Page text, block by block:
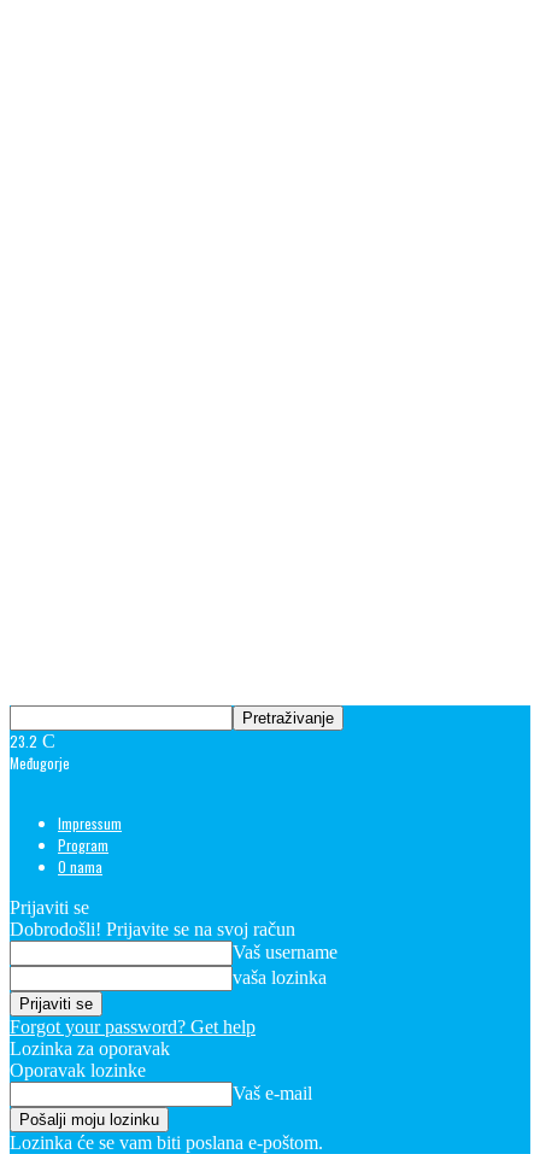
23.2 C
Međugorje
Impressum
Program
O nama
Prijaviti se
Dobrodošli! Prijavite se na svoj račun
Vaš username
vaša lozinka
Forgot your password? Get help
Lozinka za oporavak
Oporavak lozinke
Vaš e-mail
Lozinka će se vam biti poslana e-poštom.